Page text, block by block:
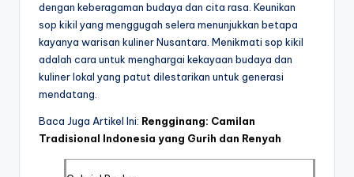
dengan keberagaman budaya dan cita rasa. Keunikan
sop kikil yang menggugah selera menunjukkan betapa
kayanya warisan kuliner Nusantara. Menikmati sop kikil
adalah cara untuk menghargai kekayaan budaya dan
kuliner lokal yang patut dilestarikan untuk generasi
mendatang.
Baca Juga Artikel Ini: Rengginang: Camilan
Tradisional Indonesia yang Gurih dan Renyah